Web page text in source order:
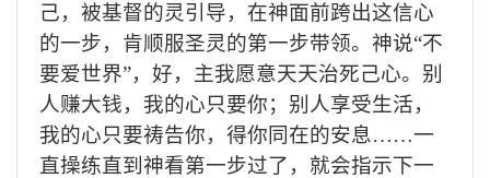
己，被基督的灵引导，在神面前跨出这信心
的一步，肯顺服圣灵的第一步带领。神说“不
要爱世界”，好，主我愿意天天治死己心。别
人赚大钱，我的心只要你；别人享受生活，
我的心只要祷告你，得你同在的安息……一
直操练直到神看第一步过了，就会指示下一